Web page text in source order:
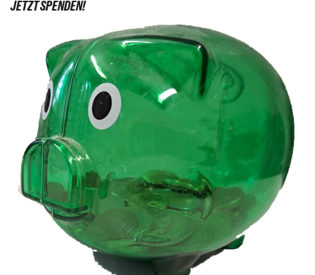
JETZT SPENDEN!